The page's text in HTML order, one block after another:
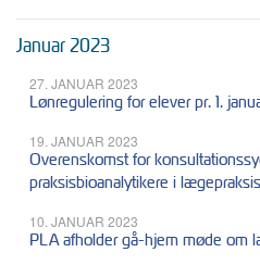
Januar 2023
27. JANUAR 2023
Lønregulering for elever pr. 1.
19. JANUAR 2023
Overenskomst for
praksisbioanalytikere i
10. JANUAR 2023
PLA afholder gå-hjem møde om